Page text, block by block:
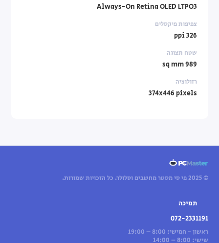
Always-On Retina OLED LTPO3
צפיפות פיקסלים
326 ppi
שטח תצוגה
989 sq mm
רזולוציה
374x446 pixels
© 2025 פי סי מסטר מחשבים וסלולר. כל הזכויות שמורות.
תמיכה
072-2331191
ראשון - חמישי: 8:00 – 19:00
שישי: 8:00 – 14:00